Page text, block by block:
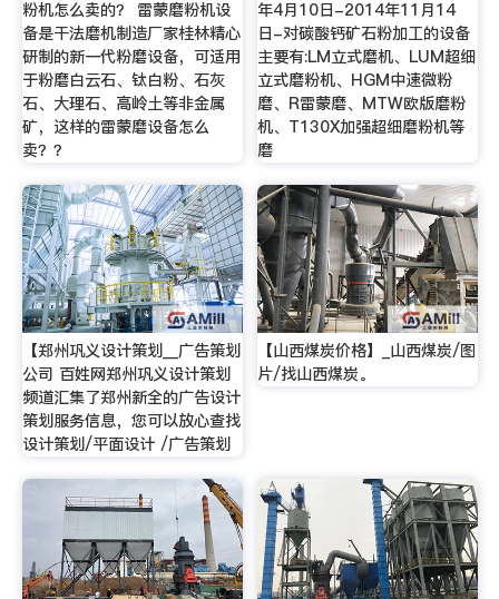
粉机怎么卖的？ 雷蒙磨粉机设
备是干法磨机制造厂家桂林精心
研制的新一代粉磨设备，可适用
于粉磨白云石、钛白粉、石灰
石、大理石、高岭土等非金属
矿，这样的雷蒙磨设备怎么
卖？？
年4月10日-2014年11月14
日-对碳酸钙矿石粉加工的设备
主要有:LM立式磨机、LUM超细
立式磨粉机、HGM中速微粉
磨、R雷蒙磨、MTW欧版磨粉
机、T130X加强超细磨粉机等
磨
【郑州巩义设计策划__广告策划
公司 百姓网郑州巩义设计策划
频道汇集了郑州新全的广告设计
策划服务信息，您可以放心查找
设计策划/平面设计 /广告策划
【山西煤炭价格】_山西煤炭/图
片/找山西煤炭。